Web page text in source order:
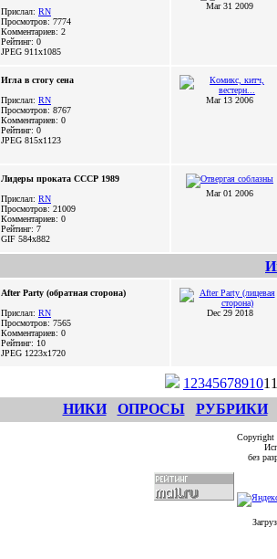
Прислал: RN
Просмотров: 7774
Комментариев: 2
Рейтинг: 0
JPEG 911x1085
Mar 31 2009
Игла в стогу сена
Прислал: RN
Просмотров: 8767
Комментариев: 0
Рейтинг: 0
JPEG 815x1123
Mar 13 2006
Лидеры проката СССР 1989
Прислал: RN
Просмотров: 21009
Комментариев: 0
Рейтинг: 7
GIF 584x882
Mar 01 2006
After Party (обратная сторона)
Прислал: RN
Просмотров: 7565
Комментариев: 0
Рейтинг: 10
JPEG 1223x1720
Dec 29 2018
1 234567891011
НИКИ
ОПРОСЫ РУБРИКИ
без